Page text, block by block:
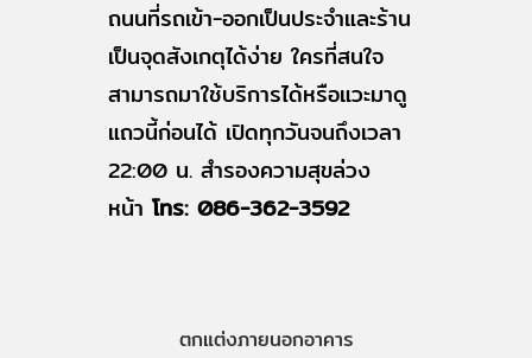
ถนนที่รถเข้า-ออกเป็นประจำและร้าน
เป็นจุดสังเกตุได้ง่าย ใครที่สนใจ
สามารถมาใช้บริการได้หรือแวะมาดู
แถวนี้ก่อนได้ เปิดทุกวันจนถึงเวลา
22:00 น. สำรองความสุขล่วง
หน้าโทร: 086-362-3592
ตกแต่งภายนอกอาคาร